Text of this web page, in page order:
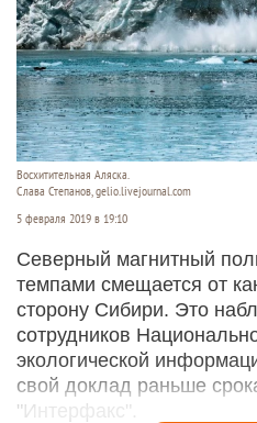
Восхитительная Аляска.
Слава Степанов, gelio.livejournal.com
5 февраля 2019 в 19:10
Северный магнитный
темпами смещается от
сторону Сибири. Это
сотрудников
экологической
свой доклад раньше
"Интерфакс".